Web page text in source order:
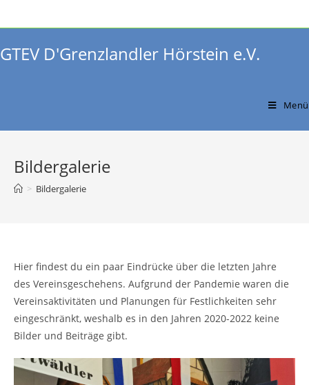
Inhalt
GTEV D'Grenzlandler Hörstein e.V.
Menü
Bildergalerie
> Bildergalerie
Hier findest du ein paar Eindrücke über die letzten Jahre
des Vereinsgeschehens. Aufgrund der Pandemie waren die
Vereinsaktivitäten und Planungen für Festlichkeiten sehr
eingeschränkt, weshalb es in den Jahren 2020-2022 keine
Bilder und Beiträge gibt.